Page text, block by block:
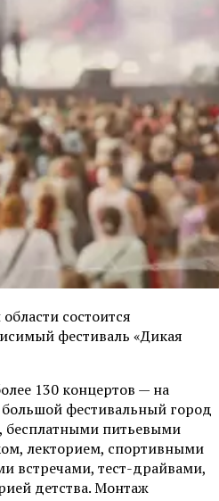
состоится
фестиваль «Дикая
130 концертов — на
фестивальный город
питьевыми
лекторием, спортивными
встречами, тест-драйвами,
детства. Монтаж